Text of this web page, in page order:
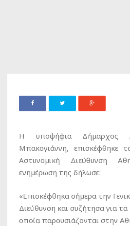
Η υποψήφια Δήμαρχος
Μπακογιάννη, επισκέφθηκε
Αστυνομική Διεύθυνση
ενημέρωση της δήλωσε:
«Επισκέφθηκα σήμερα την
Διεύθυνση και συζήτησα για
οποία παρουσιάζονται στην